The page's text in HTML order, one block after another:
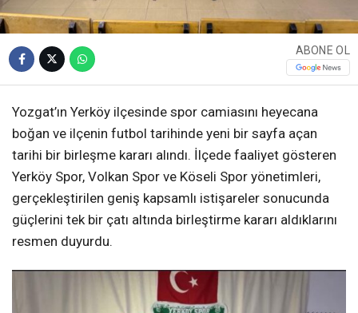
ABONE OL
Yozgat’ın Yerköy ilçesinde spor camiasını heyecana
boğan ve ilçenin futbol tarihinde yeni bir sayfa açan
tarihi bir birleşme kararı alındı. İlçede faaliyet gösteren
Yerköy Spor, Volkan Spor ve Köseli Spor yönetimleri,
gerçekleştirilen geniş kapsamlı istişareler sonucunda
güçlerini tek bir çatı altında birleştirme kararı aldıklarını
resmen duyurdu.